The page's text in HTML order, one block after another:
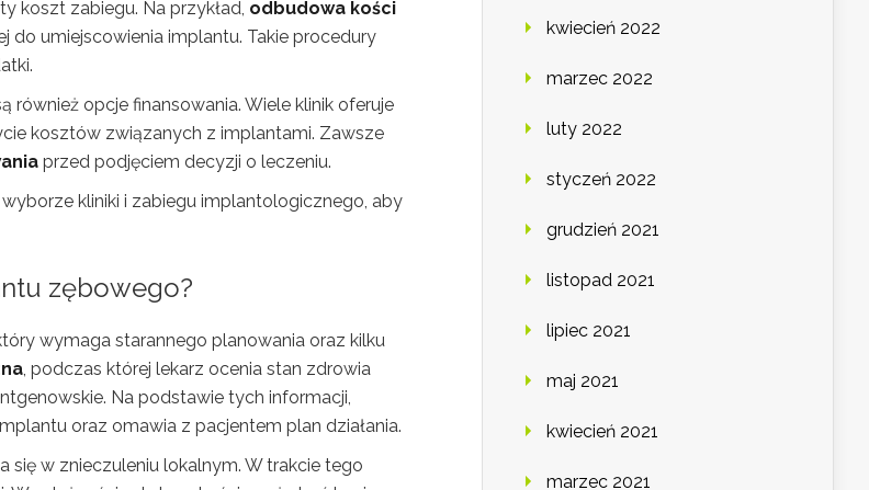
koszt zabiegu. Na przykład, odbudowa kości
do umiejscowienia implantu. Takie procedury
opcje finansowania. Wiele klinik oferuje
kosztów związanych z implantami. Zawsze
przed podjęciem decyzji o leczeniu.
kliniki i zabiegu implantologicznego, aby
zębowego?
wymaga starannego planowania oraz kilku
, podczas której lekarz ocenia stan zdrowia
Na podstawie tych informacji,
oraz omawia z pacjentem plan działania.
się w znieczuleniu lokalnym. W trakcie tego
kwiecień 2022
marzec 2022
luty 2022
styczeń 2022
grudzień 2021
listopad 2021
lipiec 2021
maj 2021
kwiecień 2021
marzec 2021